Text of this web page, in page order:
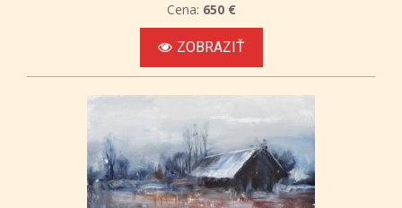
Cena: 650 €
ZOBRAZIŤ